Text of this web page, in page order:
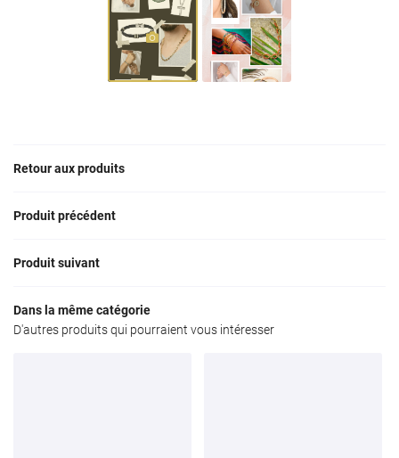
Retour aux produits
Produit précédent
Produit suivant
Dans la même catégorie
D'autres produits qui pourraient vous intéresser